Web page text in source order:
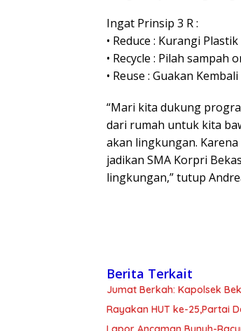
Ingat Prinsip 3 R :
• Reduce : Kurangi
• Recycle : Pilah
• Reuse : Guakan
“Mari kita dukung
dari rumah untuk kita
akan lingkungan.
jadikan SMA Korpri
lingkungan,” tutup
Berita Terkait
Jumat Berkah: Kapolsek
Rayakan HUT ke-25,Partai